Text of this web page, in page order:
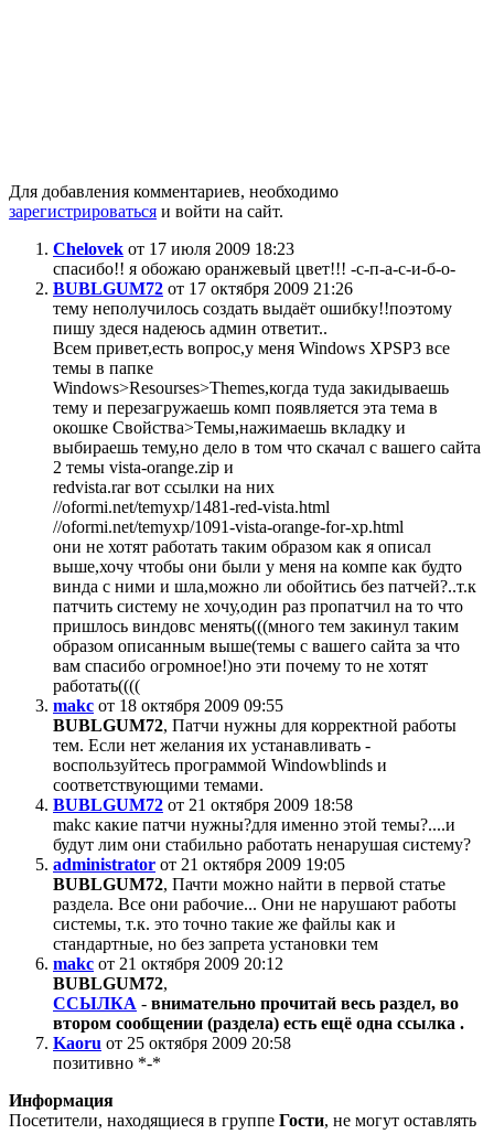
Для добавления комментариев, необходимо
зарегистрироваться и войти на сайт.
Chelovek от 17 июля 2009 18:23
спасибо!! я обожаю оранжевый цвет!!! -с-п-а-с-и-б-о-
BUBLGUM72 от 17 октября 2009 21:26
тему неполучилось создать выдаёт ошибку!!поэтому
пишу здеся надеюсь админ ответит..
Всем привет,есть вопрос,у меня Windows XPSP3 все
темы в папке
Windows>Resourses>Themes,когда туда закидываешь
тему и перезагружаешь комп появляется эта тема в
окошке Свойства>Темы,нажимаешь вкладку и
выбираешь тему,но дело в том что скачал с вашего сайта
2 темы vista-orange.zip и
redvista.rar вот ссылки на них
//oformi.net/temyxp/1481-red-vista.html
//oformi.net/temyxp/1091-vista-orange-for-xp.html
они не хотят работать таким образом как я описал
выше,хочу чтобы они были у меня на компе как будто
винда с ними и шла,можно ли обойтись без патчей?..т.к
патчить систему не хочу,один раз пропатчил на то что
пришлось виндовс менять(((много тем закинул таким
образом описанным выше(темы с вашего сайта за что
вам спасибо огромное!)но эти почему то не хотят
работать((((
makc от 18 октября 2009 09:55
BUBLGUM72, Патчи нужны для корректной работы
тем. Если нет желания их устанавливать -
воспользуйтесь программой Windowblinds и
соответствующими темами.
BUBLGUM72 от 21 октября 2009 18:58
makc какие патчи нужны?для именно этой темы?....и
будут лим они стабильно работать ненарушая систему?
administrator от 21 октября 2009 19:05
BUBLGUM72, Пачти можно найти в первой статье
раздела. Все они рабочие... Они не нарушают работы
системы, т.к. это точно такие же файлы как и
стандартные, но без запрета установки тем
makc от 21 октября 2009 20:12
BUBLGUM72,
ССЫЛКА - внимательно прочитай весь раздел, во
втором сообщении (раздела) есть ещё одна ссылка .
Kaoru от 25 октября 2009 20:58
позитивно *-*
Информация
Посетители, находящиеся в группе Гости, не могут оставлять